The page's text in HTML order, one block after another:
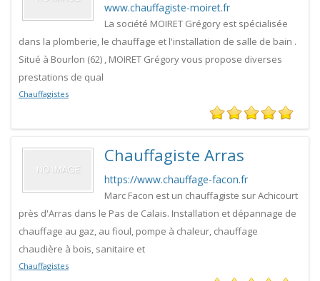
www.chauffagiste-moiret.fr
La société MOIRET Grégory est spécialisée
dans la plomberie, le chauffage et l'installation de salle de bain .
Situé à Bourlon (62) , MOIRET Grégory vous propose diverses
prestations de qual
Chauffagistes
Chauffagiste Arras
https://www.chauffage-facon.fr
Marc Facon est un chauffagiste sur Achicourt
près d'Arras dans le Pas de Calais. Installation et dépannage de
chauffage au gaz, au fioul, pompe à chaleur, chauffage
chaudière à bois, sanitaire et
Chauffagistes